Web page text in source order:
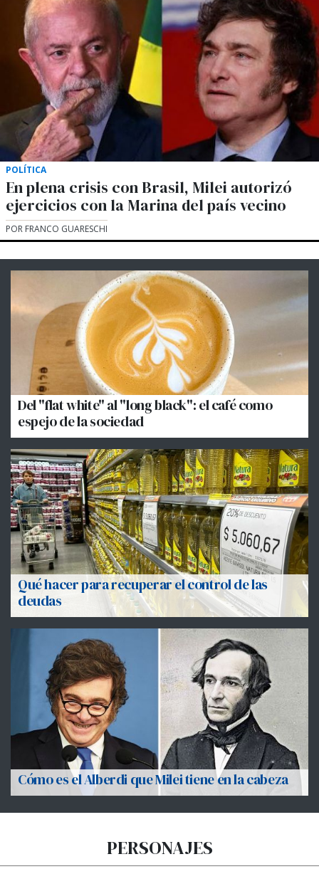
POLÍTICA
En plena crisis con Brasil, Milei autorizó
ejercicios con la Marina del país vecino
POR FRANCO GUARESCHI
Qué hacer para recuperar el control de las
deudas
Del "flat white" al "long black": el café como
espejo de la sociedad
Cómo es el Alberdi que Milei tiene en la cabeza
PERSONAJES